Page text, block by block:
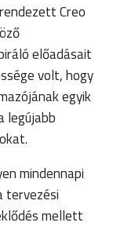
Creo
előadásait
volt, hogy
egyik
legújabb
mindennapi
tervezési
mellett